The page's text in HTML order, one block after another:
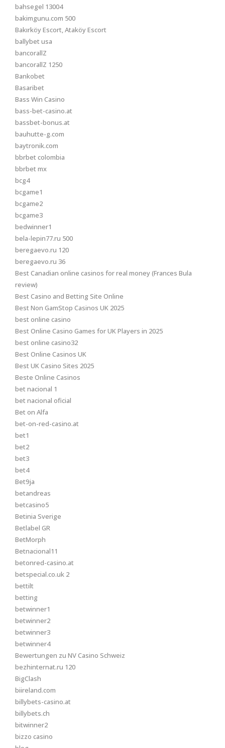
bahsegel 13004
bakimgunu.com 500
Bakırköy Escort, Ataköy Escort
ballybet usa
bancorallZ
bancorallZ 1250
Bankobet
Basaribet
Bass Win Casino
bass-bet-casino.at
bassbet-bonus.at
bauhutte-g.com
baytronik.com
bbrbet colombia
bbrbet mx
bcg4
bcgame1
bcgame2
bcgame3
bedwinner1
bela-lepin77.ru 500
beregaevo.ru 120
beregaevo.ru 36
Best Canadian online casinos for real money (Frances Bula
review)
Best Casino and Betting Site Online
Best Non GamStop Casinos UK 2025
best online casino
Best Online Casino Games for UK Players in 2025
best online casino32
Best Online Casinos UK
Best UK Casino Sites 2025
Beste Online Casinos
bet nacional 1
bet nacional oficial
Bet on Alfa
bet-on-red-casino.at
bet1
bet2
bet3
bet4
Bet9ja
betandreas
betcasino5
Betinia Sverige
Betlabel GR
BetMorph
Betnacional11
betonred-casino.at
betspecial.co.uk 2
bettilt
betting
betwinner1
betwinner2
betwinner3
betwinner4
Bewertungen zu NV Casino Schweiz
bezhinternat.ru 120
BigClash
biireland.com
billybets-casino.at
billybets.ch
bitwinner2
bizzo casino